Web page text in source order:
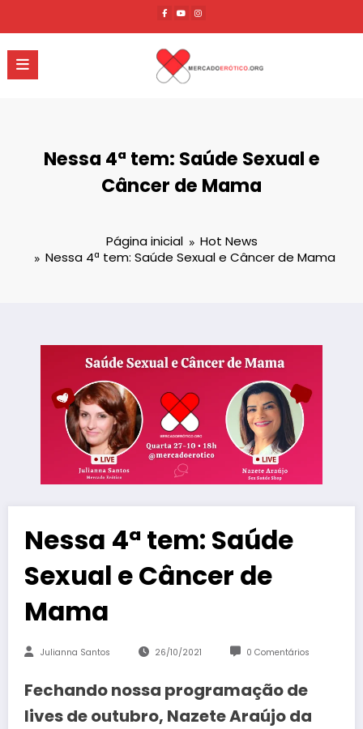
o
conteúdo
Nessa 4ª tem: Saúde Sexual e
Câncer de Mama
Página inicial
Hot News
Nessa 4ª tem: Saúde Sexual e Câncer de Mama
Nessa 4ª tem: Saúde
Sexual e Câncer de
Mama
Julianna Santos 26/10/2021 0 Comentários
Fechando nossa programação de
lives de outubro, Nazete Araújo da